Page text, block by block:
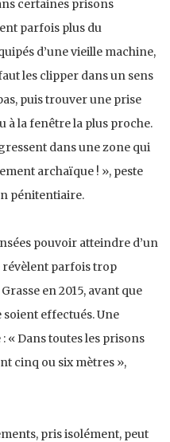
certaines prisons
parfois plus du
d’une vieille machine,
les clipper dans un sens
puis trouver une prise
à la fenêtre la plus proche.
dans une zone qui
archaïque ! », peste
pénitentiaire.
pouvoir atteindre d’un
révèlent parfois trop
en 2015, avant que
effectués. Une
« Dans toutes les prisons
cinq ou six mètres »,
pris isolément, peut